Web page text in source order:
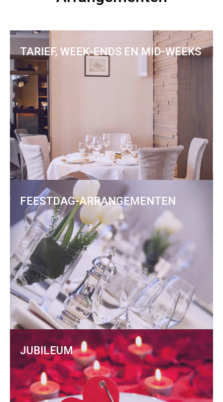
TARIEF, WEEK-ENDS EN MID-WEEKS
FEESTDAG-ARRANGEMENTEN
JUBILEUM